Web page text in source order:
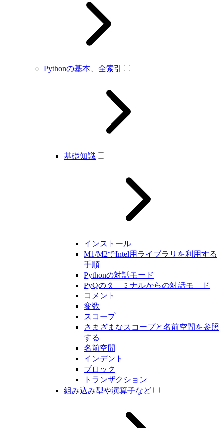
Pythonの基本、全索引
基礎知識
インストール
M1/M2でIntel用ライブラリを利用する
手順
Pythonの対話モード
PyQのターミナルからの対話モード
コメント
変数
スコープ
さまざまなスコープと名前空間を参照
する
名前空間
インデント
ブロック
トランザクション
組み込み型や演算子など